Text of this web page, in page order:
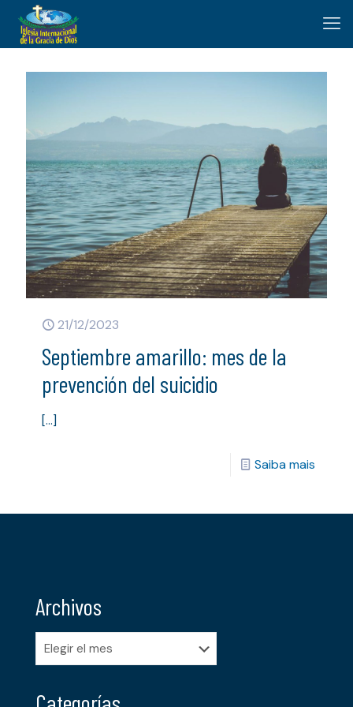
21/12/2023
Septiembre amarillo: mes de la
prevención del suicidio
[…]
Saiba mais
Archivos
Archivos